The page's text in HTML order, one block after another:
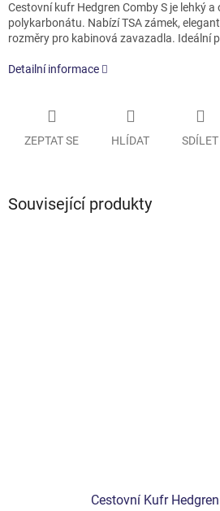
Cestovní kufr Hedgren Comby S je lehký a
polykarbonátu. Nabízí TSA zámek,
rozměry pro kabinová zavazadla. Ideální
Detailní informace
ZEPTAT SE HLÍDAT SDÍLET
Související produkty
Cestovní Kufr